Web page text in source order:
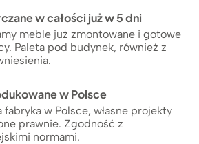
w całości już w 5 dni
meble już zmontowane i gotowe
Paleta pod budynek, również z
w Polsce
fabryka w Polsce, własne projekty
prawnie. Zgodność z
normami.